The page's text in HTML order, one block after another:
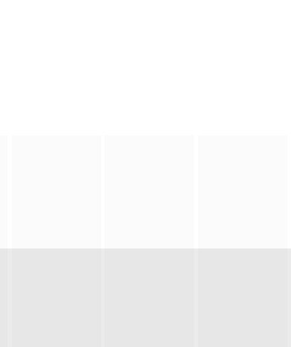
精神进入
神欺压百姓，反抗犯下弑神之罪，又出手打死
千宠爱于一身的"小
柳莺儿与将军之子赵昊联手背叛，残忍杀害后抛尸乱葬岗。濒死之际